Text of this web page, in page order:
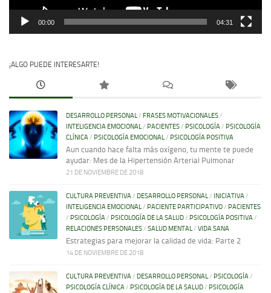
00:00 04:31
¡ALGO PUEDE INTERESARTE!
DESARROLLO PERSONAL/ FRASES MOTIVACIONALES/
INTELIGENCIA EMOCIONAL/ PACIENTES/ PSICOLOGÍA/ PSICOLOGÍA
CLÍNICA/ PSICOLOGÍA EMOCIONAL/ PSICOLOGÍA POSITIVA
Aun cuando hace falta más oxígeno, tu mente te puede
ayudar: Mes de la Hipertensión Arterial Pulmonar
21 DE NOVIEMBRE DE 2018
CULTURA PREVENTIVA/ DESARROLLO PERSONAL/ INICIATIVA/
INTELIGENCIA EMOCIONAL/ PACIENTE PARTICIPATIVO/ PACIENTES
/ PSICOLOGÍA/ PSICOLOGÍA DE LA SALUD/ PSICOLOGÍA POSITIVA/
RELACIONES PERSONALES/ SALUD MENTAL/ VIDA SANA
Estrategias para mejorar la calidad de vida: Parte 2
14 DE NOVIEMBRE DE 2018
CULTURA PREVENTIVA/ DESARROLLO PERSONAL/ PSICOLOGÍA/
PSICOLOGÍA CLÍNICA/ PSICOLOGÍA DE LA SALUD/ PSICOLOGÍA